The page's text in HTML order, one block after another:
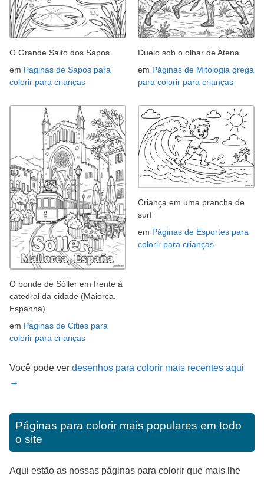
O Grande Salto dos Sapos
em Páginas de Sapos para
colorir para crianças
Duelo sob o olhar de Atena
em Páginas de Mitologia grega
para colorir para crianças
O bonde de Sóller em frente à
catedral da cidade (Maiorca,
Espanha)
em Páginas de Cities para
colorir para crianças
Criança em uma prancha de
surf
em Páginas de Esportes para
colorir para crianças
Você pode ver desenhos para colorir mais recentes aqui
→
Páginas para colorir mais populares em todo
o site
Aqui estão as nossas páginas para colorir que mais lhe